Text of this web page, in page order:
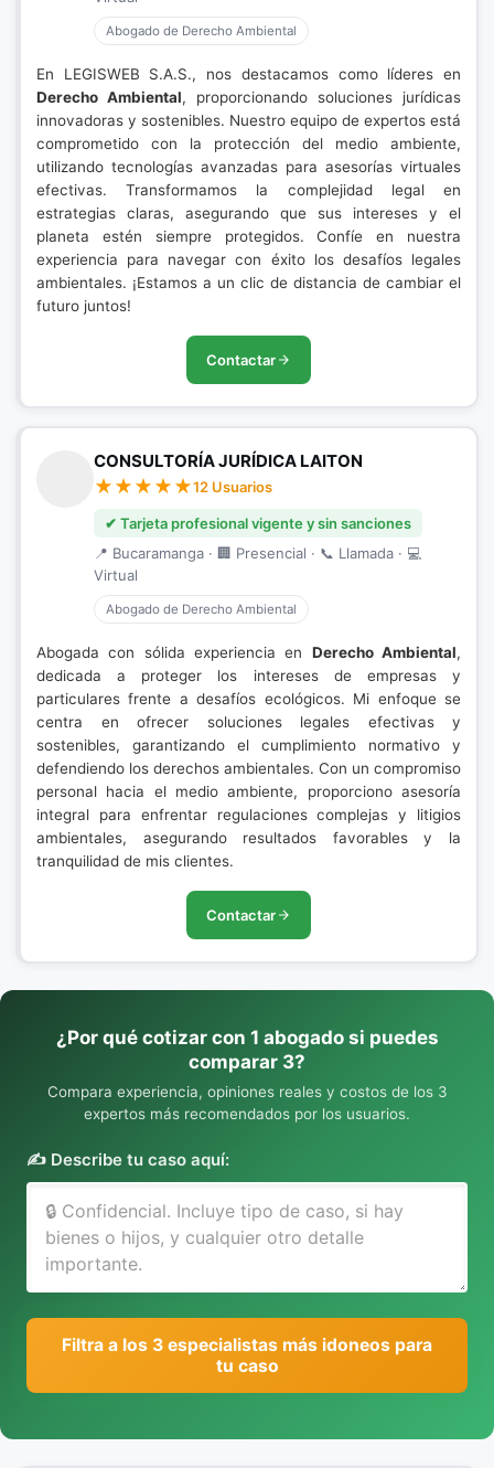
Abogado de Derecho Ambiental
En LEGISWEB S.A.S., nos destacamos como líderes en
Derecho Ambiental, proporcionando soluciones jurídicas
innovadoras y sostenibles. Nuestro equipo de expertos está
comprometido con la protección del medio ambiente,
utilizando tecnologías avanzadas para asesorías virtuales
efectivas. Transformamos la complejidad legal en
estrategias claras, asegurando que sus intereses y el
planeta estén siempre protegidos. Confíe en nuestra
experiencia para navegar con éxito los desafíos legales
ambientales. ¡Estamos a un clic de distancia de cambiar el
futuro juntos!
Contactar
CONSULTORÍA JURÍDICA LAITON
12 Usuarios
✔ Tarjeta profesional vigente y sin sanciones
📍 Bucaramanga · 🏢 Presencial · 📞 Llamada · 💻
Virtual
Abogado de Derecho Ambiental
Abogada con sólida experiencia en Derecho Ambiental,
dedicada a proteger los intereses de empresas y
particulares frente a desafíos ecológicos. Mi enfoque se
centra en ofrecer soluciones legales efectivas y
sostenibles, garantizando el cumplimiento normativo y
defendiendo los derechos ambientales. Con un compromiso
personal hacia el medio ambiente, proporciono asesoría
integral para enfrentar regulaciones complejas y litigios
ambientales, asegurando resultados favorables y la
tranquilidad de mis clientes.
Contactar
¿Por qué cotizar con 1 abogado si puedes
comparar 3?
Compara experiencia, opiniones reales y costos de los 3
expertos más recomendados por los usuarios.
✍️ Describe tu caso aquí:
Filtra a los 3 especialistas más idoneos para
tu caso